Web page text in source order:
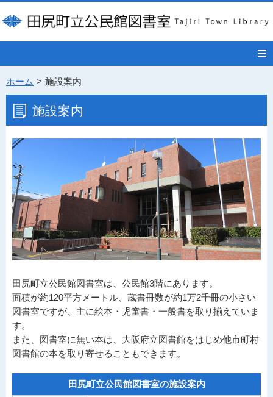
ホーム 施設案内
施設案内
田尻町立公民館図書室は、公民館3階にあります。
面積が約120平方メートル、蔵書冊数が約1万2千冊の小さい
図書室ですが、主に絵本・児童書・一般書を取り揃えていま
す。
また、図書室に無い本は、大阪府立図書館をはじめ他市町村
図書館の本を取り寄せることもできます。
田尻町立公民館図書室の施設案内